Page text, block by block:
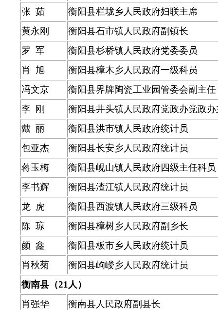
张 茹
衡阳县栏垅乡人民政府妇联主席
黄永刚
衡阳县石市镇人民政府副镇长
罗 军
衡阳县杉桥镇人民政府党委委员
肖 旭
衡阳县樟木乡人民政府一级科员
冯文京
衡阳县界牌陶瓷工业园管委会副主任
李 刚
衡阳县井头镇人民政府党政办党政
戴 丽
衡阳县洪市镇人民政府统计员
包亚杰
衡阳县长安乡人民政府统计员
蒋玉梅
衡阳县岘山镇人民政府四级主任科员
李书辉
衡阳县渣江镇人民政府统计员
龙 虎
衡阳县西渡镇人民政府三级科员
陈 琼
衡阳县樟树乡人民政府副乡长
颜 鑫
衡阳县板市乡人民政府统计员
肖秋菊
衡阳县岣嵝乡人民政府统计员
衡南县（21人）
肖强华
衡南县人民政府副县长